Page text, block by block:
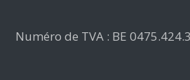
Numéro de TVA : BE